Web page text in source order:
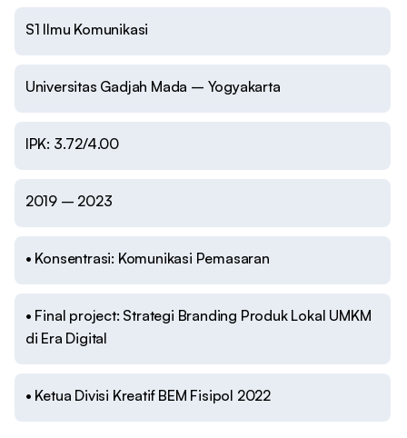
S1 Ilmu Komunikasi
Universitas Gadjah Mada – Yogyakarta
IPK: 3.72/4.00
2019 – 2023
• Konsentrasi: Komunikasi Pemasaran
• Final project: Strategi Branding Produk Lokal UMKM
di Era Digital
• Ketua Divisi Kreatif BEM Fisipol 2022